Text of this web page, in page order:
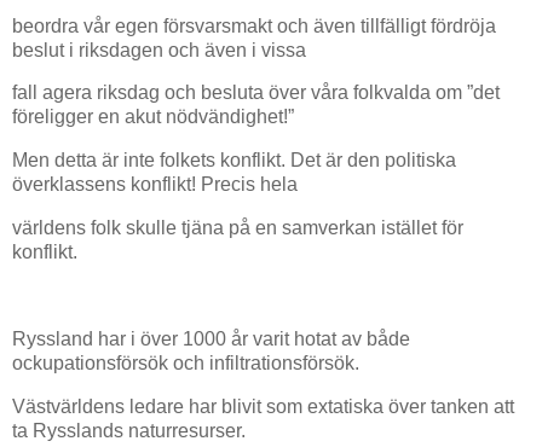
beordra vår egen försvarsmakt och även tillfälligt fördröja
beslut i riksdagen och även i vissa
fall agera riksdag och besluta över våra folkvalda om ”det
föreligger en akut nödvändighet!”
Men detta är inte folkets konflikt. Det är den politiska
överklassens konflikt! Precis hela
världens folk skulle tjäna på en samverkan istället för
konflikt.
Ryssland har i över 1000 år varit hotat av både
ockupationsförsök och infiltrationsförsök.
Västvärldens ledare har blivit som extatiska över tanken att
ta Rysslands naturresurser.